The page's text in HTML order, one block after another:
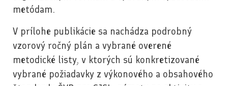
metódam.
V prílohe publikácie sa nachádza podrobný
vzorový ročný plán a vybrané overené
metodické listy, v ktorých sú konkretizované
vybrané požiadavky z výkonového a obsahového